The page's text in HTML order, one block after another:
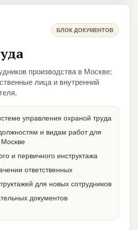
БЛОК ДОКУМЕНТОВ
производства в Москве:
лица и внутренний
управления охраной труда
и видам работ для
Москве
и первичного инструктажа
ответственных
для новых сотрудников
документов